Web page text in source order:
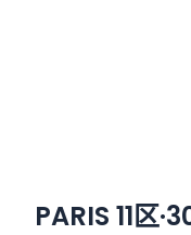
PARIS 11区